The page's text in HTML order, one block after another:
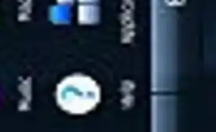
performans detaylarıyla günlük ihtiyaçlara cevap verir.
dayanıklılık ve performans detayları ele alınıyor.
yapılıyor.